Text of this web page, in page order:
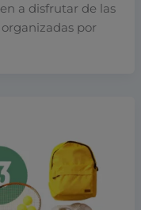
a disfrutar de las
por